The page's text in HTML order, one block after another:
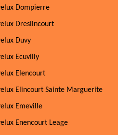
Dompierre
Dreslincourt
Duvy
Ecuvilly
Elencourt
Elincourt Sainte Marguerite
Emeville
Enencourt Leage